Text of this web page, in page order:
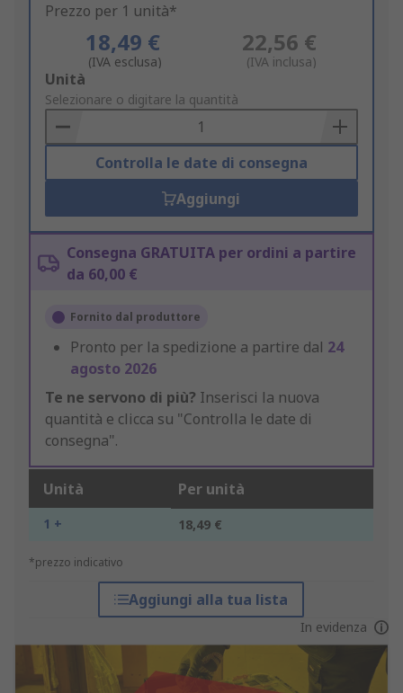
Prezzo per 1 unità*
18,49 €
(IVA esclusa)
22,56 €
(IVA inclusa)
Add
to
Basket
Unità
Selezionare o digitare la quantità
Controlla le date di consegna
Aggiungi
Consegna GRATUITA per ordini a partire
da 60,00 €
Fornito dal produttore
Pronto per la spedizione a partire dal 24
agosto 2026
Te ne servono di più? Inserisci la nuova
quantità e clicca su "Controlla le date di
consegna".
Unità Per unità
1 + 18,49 €
*prezzo indicativo
Aggiungi alla tua lista
In evidenza